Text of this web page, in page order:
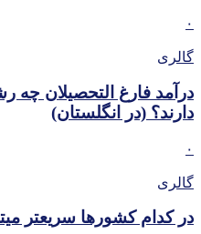
۰
گالری
درآمد فارغ التحصیلان چه
دارند؟ (در انگلستان)
۰
گالری
در کدام کشورها سریعتر